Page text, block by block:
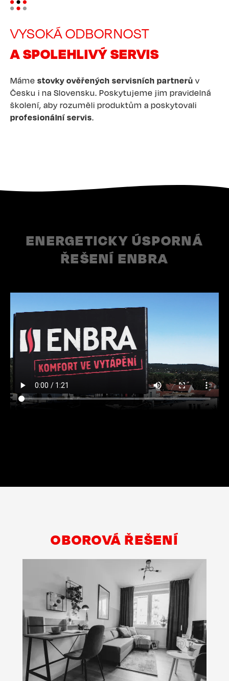
VYSOKÁ ODBORNOST
A SPOLEHLIVÝ SERVIS
Máme stovky ověřených servisních partnerů v
Česku i na Slovensku. Poskytujeme jim pravidelná
školení, aby rozuměli produktům a poskytovali
profesionální servis.
ENERGETICKY ÚSPORNÁ
ŘEŠENÍ ENBRA
OBOROVÁ ŘEŠENÍ